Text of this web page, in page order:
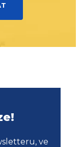
ve